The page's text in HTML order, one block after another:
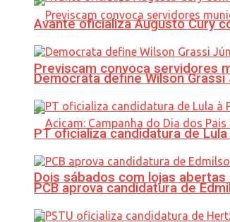
Previscam convoca servidores
Dois sábados com lojas
Avante oficializa Augusto Cury
Democrata define Wilson
PT oficializa candidatura de
PCB aprova candidatura de